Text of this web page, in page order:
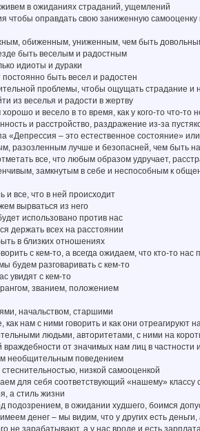
в ожиданиях страданий, ущемлений
чтобы оправдать свою заниженную
обиженным, униженным, чем быть
быть веселым и радостным
идиоты и дураки
быть весел и радостен
проблемы, чтобы ощущать страдание и
из веселья и радости в жертву
и весело в то время, как у кого-то что-то
и расстройство, раздражение из-за
– это естественное состояние»
разозленным лучше и безопасней, чем быть
все, что любым образом удручает,
замкнутым в себе и неспособным к
и все, что в ней происходит
вырваться из него
использовано против нас
держать всех на расстоянии
в близких отношениях
с кем-то, а всегда ожидаем, что кто-то нас
будем разговаривать с кем-то
увидят с кем-то
званием, положением
начальством, старшими
нам с ними говорить и как они отреагируют
людьми, авторитетами, с ними на
от значимых нам лиц в частности
необщительным поведением
низкой самооценкой
для себя соответствующий «нашему» классу
а стиль жизни
подозрением, в ожидании худшего, боимся
денег – мы видим, что у других есть
не зарабатывают, а у нас вроде и есть